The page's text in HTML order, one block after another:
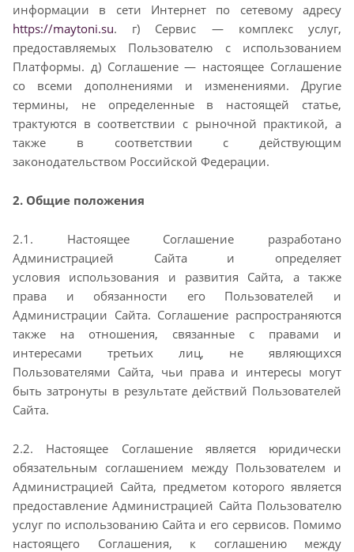
информации в сети Интернет по сетевому адресу
https://maytoni.su. г) Сервис — комплекс услуг,
предоставляемых Пользователю с использованием
Платформы. д) Соглашение — настоящее Cоглашение
со всеми дополнениями и изменениями. Другие
термины, не определенные в настоящей статье,
трактуются в соответствии с рыночной практикой, а
также в соответствии с действующим
законодательством Российской Федерации.
2. Общие положения
2.1. Настоящее Соглашение разработано
Администрацией Сайта и определяет
условия использования и развития Сайта, а также
права и обязанности его Пользователей и
Администрации Сайта. Соглашение распространяются
также на отношения, связанные с правами и
интересами третьих лиц, не являющихся
Пользователями Сайта, чьи права и интересы могут
быть затронуты в результате действий Пользователей
Сайта.
2.2. Настоящее Соглашение является юридически
обязательным соглашением между Пользователем и
Администрацией Сайта, предметом которого является
предоставление Администрацией Сайта Пользователю
услуг по использованию Сайта и его сервисов. Помимо
настоящего Соглашения, к соглашению между